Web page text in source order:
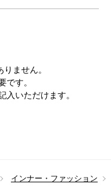
ません。
です。
入いただけます。
インナー・ファッション